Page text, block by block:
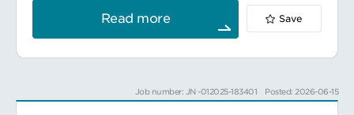
副業人材の活用や雇用形態にとらわれない柔
軟な組織づくりを働きかけることで、少しず
治体をターゲットとすることで、この壁を突
略を策定し営業活動を日々おこなっていきま
す。
Read more Save
Job number: JN -012025-183401 Posted: 2026-06-15